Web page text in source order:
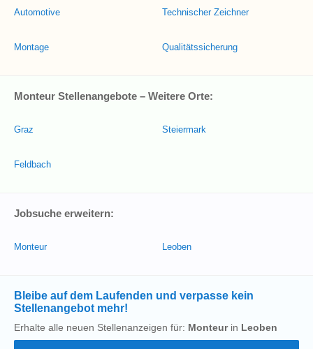
Automotive
Montage
Technischer Zeichner
Qualitätssicherung
Monteur Stellenangebote – Weitere Orte:
Graz
Feldbach
Steiermark
Jobsuche erweitern:
Monteur Leoben
Bleibe auf dem Laufenden und verpasse kein
Stellenangebot mehr!
Erhalte alle neuen Stellenanzeigen für: Monteurin Leoben